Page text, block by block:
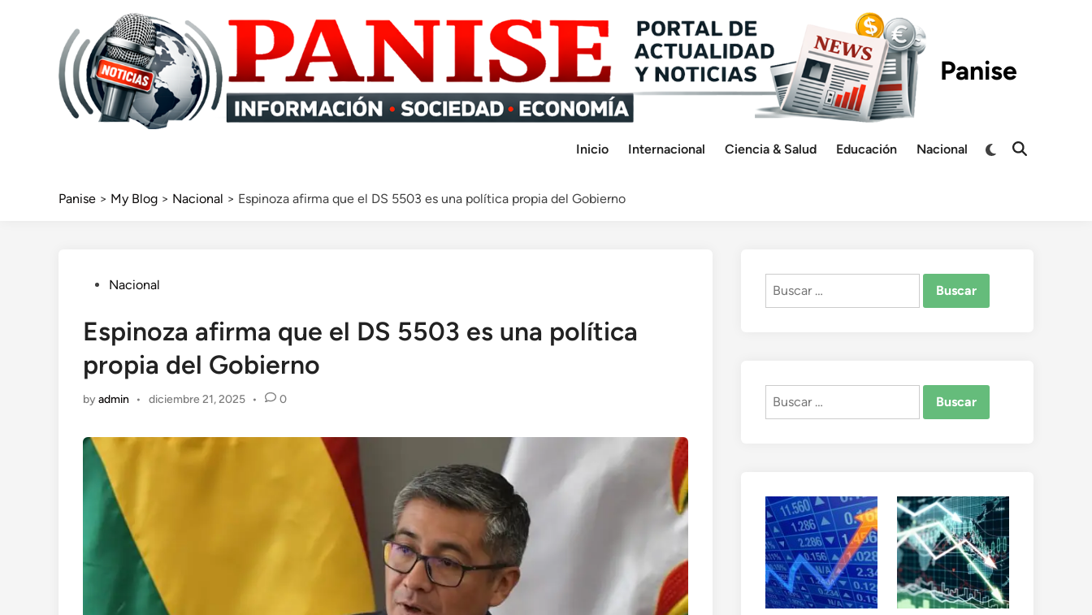
Panise
Inicio Internacional Ciencia & Salud Educación Nacional
Switch
Open
Panise > My Blog > Nacional > Espinoza afirma que el DS 5503 es una política propia del Gobierno
PostedNacional
Espinoza afirma que el DS 5503 es una política
propia del Gobierno
byadmin • diciembre 21, 2025 • 0
Buscar:
Buscar: